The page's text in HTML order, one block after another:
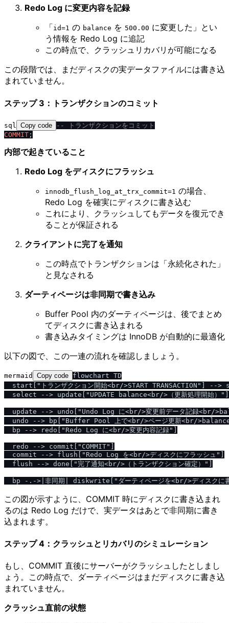
Redo Log に変更内容を記録
「id=1 の balance を 500.00 に変更した」とい
う情報を Redo Log に追記
この時点で、クラッシュリカバリが可能になる
この段階では、まだディスクの実データファイルには書き込
まれていません。
ステップ 3：トランザクションのコミット
sql Copy code
-- トランザクションをコミット
COMMIT
内部で起きていること
Redo Log をディスクにフラッシュ
innodb_flush_log_at_trx_commit=1 の場合、
Redo Log を確実にディスクに書き込む
これにより、クラッシュしてもデータを復元でき
ることが保証される
クライアントに完了を通知
この時点でトランザクションは「永続化された」
と見なされる
ダーティページは非同期で書き込み
Buffer Pool 内のダーティページは、後でまとめ
てディスクに書き込まれる
書き込みタイミングは InnoDB が自動的に最適化
以下の図で、この一連の流れを確認しましょう。
mermaid Copy code flowchart TD
start["トランザクション開始<br/>START TRANSACTION"] --
  select --> update["UPDATE balance<br/>（更新処理開始）"]
update --> undo["Undo Log に<br/>変更前データ記録<br/
undo --> bp["Buffer Pool 上で<br/>ページ更新<br/
  bp --> redo["Redo Log に<br/>変更内容記録"]
  redo --> commit["COMMIT"]
  commit --> flush["Redo Log を<br/>ディスクにフラッシュ"]
  flush --> done["完了通知<br/>（トランザクション確定）"]
この図が示すように、COMMIT 時にディスクに書き込まれ
るのは Redo Log だけで、実データはあとで非同期に書き
込まれます。
ステップ 4：クラッシュとリカバリのシミュレーション
もし、COMMIT 直後にサーバーがクラッシュしたとしまし
ょう。この時点で、ダーティページはまだディスクに書き込
まれていません。
クラッシュ直前の状態